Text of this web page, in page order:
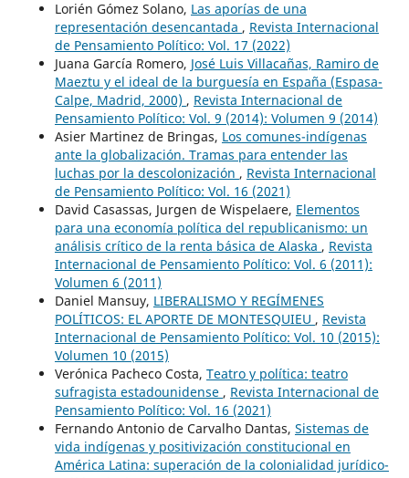
Lorién Gómez Solano, Las aporías de una
representación desencantada , Revista Internacional
de Pensamiento Político: Vol. 17 (2022)
Juana García Romero, José Luis Villacañas, Ramiro de
Maeztu y el ideal de la burguesía en España (Espasa-
Calpe, Madrid, 2000) , Revista Internacional de
Pensamiento Político: Vol. 9 (2014): Volumen 9 (2014)
Asier Martinez de Bringas, Los comunes-indígenas
ante la globalización. Tramas para entender las
luchas por la descolonización , Revista Internacional
de Pensamiento Político: Vol. 16 (2021)
David Casassas, Jurgen de Wispelaere, Elementos
para una economía política del republicanismo: un
análisis crítico de la renta básica de Alaska , Revista
Internacional de Pensamiento Político: Vol. 6 (2011):
Volumen 6 (2011)
Daniel Mansuy, LIBERALISMO Y REGÍMENES
POLÍTICOS: EL APORTE DE MONTESQUIEU , Revista
Internacional de Pensamiento Político: Vol. 10 (2015):
Volumen 10 (2015)
Verónica Pacheco Costa, Teatro y política: teatro
sufragista estadounidense , Revista Internacional de
Pensamiento Político: Vol. 16 (2021)
Fernando Antonio de Carvalho Dantas, Sistemas de
vida indígenas y positivización constitucional en
América Latina: superación de la colonialidad jurídico-